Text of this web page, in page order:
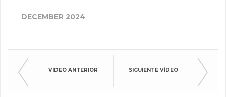
DECEMBER 2024
VIDEO ANTERIOR SIGUIENTE VÍDEO